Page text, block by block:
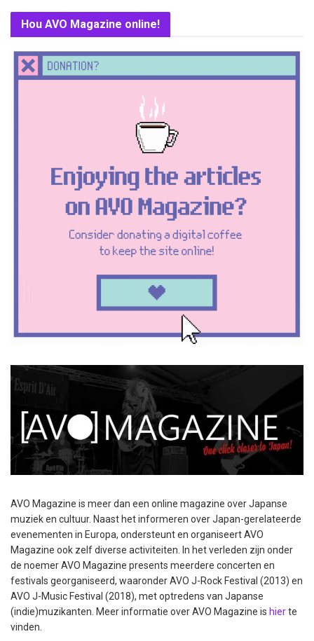
Hou AVO Magazine online!
AVO Magazine is meer dan een online magazine over Japanse
muziek en cultuur. Naast het informeren over Japan-gerelateerde
evenementen in Europa, ondersteunt en organiseert AVO
Magazine ook zelf diverse activiteiten. In het verleden zijn onder
de noemer AVO Magazine presents meerdere concerten en
festivals georganiseerd, waaronder AVO J-Rock Festival (2013) en
AVO J-Music Festival (2018), met optredens van Japanse
(indie)muzikanten. Meer informatie over AVO Magazine is hierte
vinden.